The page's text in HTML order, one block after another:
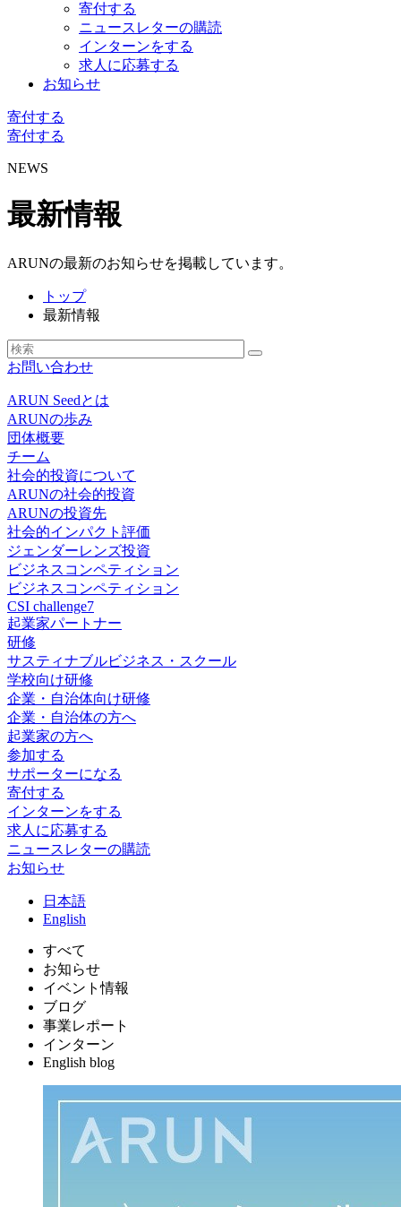
寄付する
ニュースレターの購読
インターンをする
求人に応募する
お知らせ
寄付する
寄付する
NEWS
最新情報
ARUNの最新のお知らせを掲載しています。
トップ
最新情報
お問い合わせ
ARUN Seedとは
ARUNの歩み
団体概要
チーム
社会的投資について
ARUNの社会的投資
ARUNの投資先
社会的インパクト評価
ジェンダーレンズ投資
ビジネスコンペティション
ビジネスコンペティション
CSI challenge7
起業家パートナー
研修
サスティナブルビジネス・スクール
学校向け研修
企業・自治体向け研修
企業・自治体の方へ
起業家の方へ
参加する
サポーターになる
寄付する
インターンをする
求人に応募する
ニュースレターの購読
お知らせ
日 本語
English
すべて
お知らせ
イベント情報
ブログ
事業レポート
インターン
English blog